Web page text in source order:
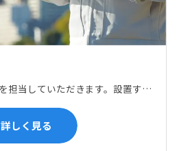
主に上下水道の配管施工を担当していただきます。設置する場所に応じて配管の形状や流れを工夫する管加工、ねじ切り、管締め、そして管据付作業になり、5人以上のチームで動くことが多いです。
詳しく見る